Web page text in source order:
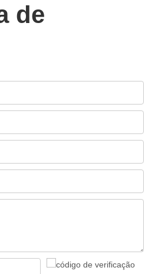
industriais, evitar o fluxo reverso é
de